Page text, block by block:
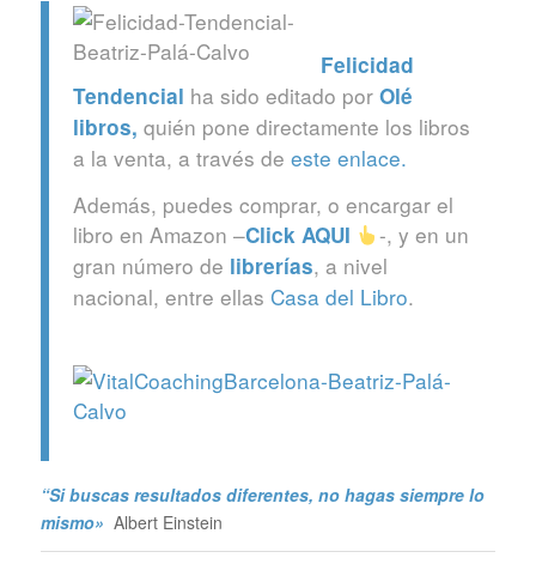
Felicidad
Tendencial ha sido editado por Olé
libros, quién pone directamente los libros
a la venta, a través de este enlace.
Además, puedes comprar, o encargar el
libro en Amazon –Click AQUI
-, y en un
gran número de librerías, a nivel
nacional, entre ellas Casa del Libro.
“Si buscas resultados diferentes, no hagas siempre lo
mismo» Albert Einstein